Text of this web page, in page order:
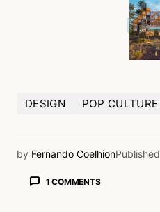
DESIGN POP CULTURE
by Fernando CoelhionPublished
1 COMMENTS